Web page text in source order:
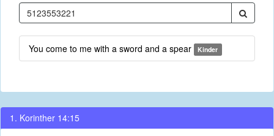
You come to me with a sword and a spear Kinder
1. Korinther 14:15